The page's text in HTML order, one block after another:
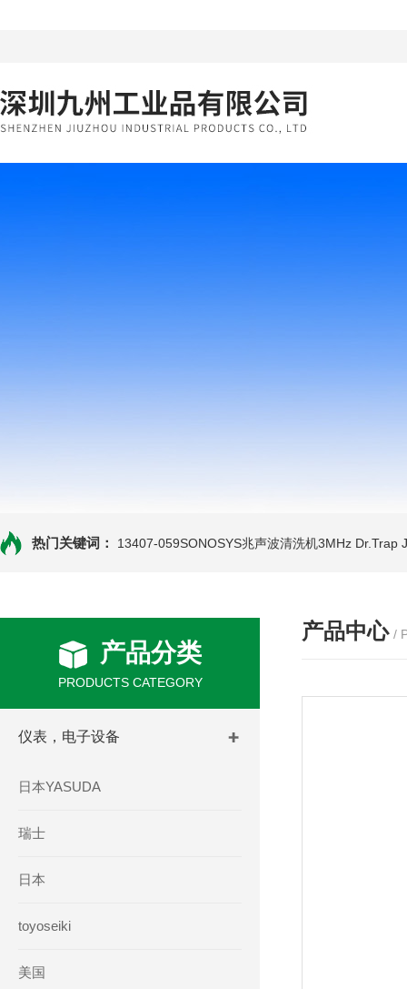
热门关键词： 13407-059SONOSYS兆声波清洗机3MHz Dr.Trap
产品分类
PRODUCTS CATEGORY
仪表，电子设备
日本YASUDA
瑞士
日本
toyoseiki
美国
产品中心 /